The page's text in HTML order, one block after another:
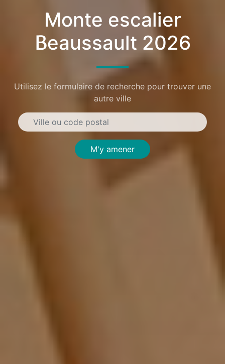
Monte escalier
Beaussault 2026
Utilisez le formulaire de recherche pour trouver une
autre ville
M'y amener